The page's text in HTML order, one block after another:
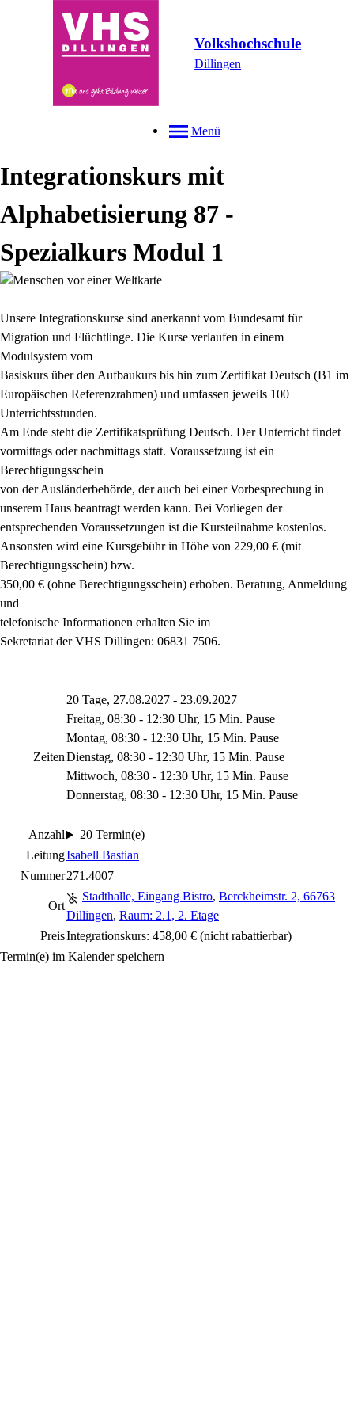
Volkshochschule
Dillingen
Menü
Integrationskurs mit
Alphabetisierung 87 -
Spezialkurs Modul 1
Unsere Integrationskurse sind anerkannt vom Bundesamt für
Migration und Flüchtlinge. Die Kurse verlaufen in einem
Modulsystem vom
Basiskurs über den Aufbaukurs bis hin zum Zertifikat Deutsch (B1 im
Europäischen Referenzrahmen) und umfassen jeweils 100
Unterrichtsstunden.
Am Ende steht die Zertifikatsprüfung Deutsch. Der Unterricht findet
vormittags oder nachmittags statt. Voraussetzung ist ein
Berechtigungsschein
von der Ausländerbehörde, der auch bei einer Vorbesprechung in
unserem Haus beantragt werden kann. Bei Vorliegen der
entsprechenden Voraussetzungen ist die Kursteilnahme kostenlos.
Ansonsten wird eine Kursgebühr in Höhe von 229,00 € (mit
Berechtigungsschein) bzw.
350,00 € (ohne Berechtigungsschein) erhoben. Beratung, Anmeldung
und
telefonische Informationen erhalten Sie im
Sekretariat der VHS Dillingen: 06831 7506.
Zeiten
20 Tage, 27.08.2027 - 23.09.2027
Freitag, 08:30 - 12:30 Uhr, 15 Min. Pause
Montag, 08:30 - 12:30 Uhr, 15 Min. Pause
Dienstag, 08:30 - 12:30 Uhr, 15 Min. Pause
Mittwoch, 08:30 - 12:30 Uhr, 15 Min. Pause
Donnerstag, 08:30 - 12:30 Uhr, 15 Min. Pause
Anzahl
20 Termin(e)
LeitungIsabell Bastian
Nummer271.4007
Ort
Stadthalle, Eingang Bistro, Berckheimstr. 2, 66763
Dillingen, Raum: 2.1, 2. Etage
PreisIntegrationskurs: 458,00 € (nicht rabattierbar)
Termin(e) im Kalender speichern